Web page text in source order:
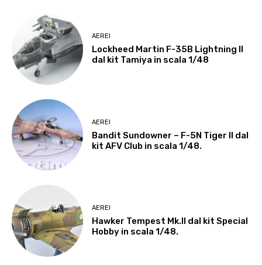
AEREI
Lockheed Martin F-35B Lightning II
dal kit Tamiya in scala 1/48
AEREI
Bandit Sundowner – F-5N Tiger II dal
kit AFV Club in scala 1/48.
AEREI
Hawker Tempest Mk.II dal kit Special
Hobby in scala 1/48.